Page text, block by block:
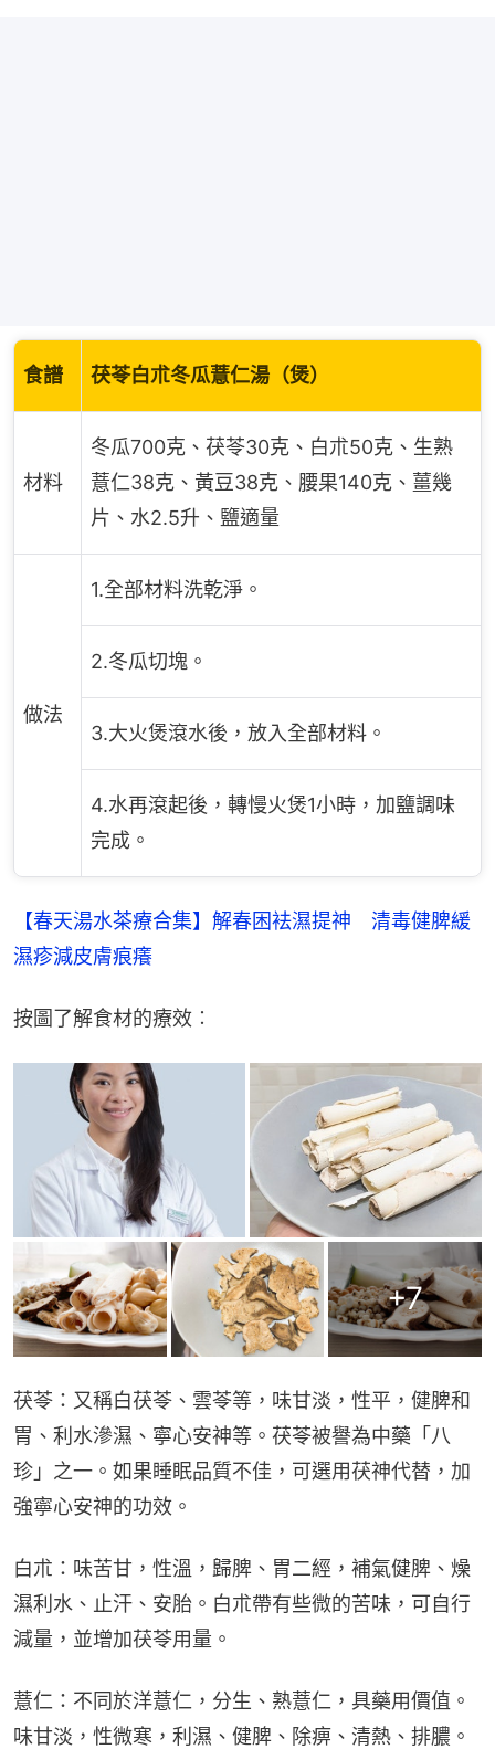
食譜 茯苓白朮冬瓜薏仁湯（煲）
材料
冬瓜700克、茯苓30克、白朮50克、生熟
薏仁38克、黃豆38克、腰果140克、薑幾
片、水2.5升、鹽適量
做法
1.全部材料洗乾淨。
2.冬瓜切塊。
3.大火煲滾水後，放入全部材料。
4.水再滾起後，轉慢火煲1小時，加鹽調味
完成。
【春天湯水茶療合集】解春困袪濕提神　清毒健脾緩
濕疹減皮膚痕癢
按圖了解食材的療效︰
+7
茯苓：又稱白茯苓、雲苓等，味甘淡，性平，健脾和
胃、利水滲濕、寧心安神等。茯苓被譽為中藥「八
珍」之一。如果睡眠品質不佳，可選用茯神代替，加
強寧心安神的功效。
白朮：味苦甘，性溫，歸脾、胃二經，補氣健脾、燥
濕利水、止汗、安胎。白朮帶有些微的苦味，可自行
減量，並增加茯苓用量。
薏仁：不同於洋薏仁，分生、熟薏仁，具藥用價值。
味甘淡，性微寒，利濕、健脾、除痹、清熱、排膿。